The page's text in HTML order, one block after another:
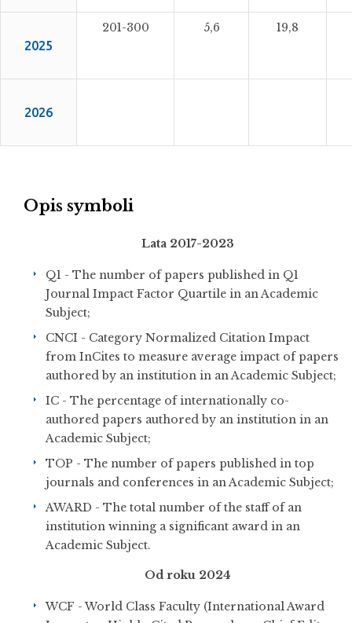
2025
201-300 5,6 19,8
2026
Opis symboli
Lata 2017-2023
Q1 - The number of papers published in Q1
Journal Impact Factor Quartile in an Academic
Subject;
CNCI - Category Normalized Citation Impact
from InCites to measure average impact of papers
authored by an institution in an Academic Subject;
IC - The percentage of internationally co-
authored papers authored by an institution in an
Academic Subject;
TOP - The number of papers published in top
journals and conferences in an Academic Subject;
AWARD - The total number of the staff of an
institution winning a significant award in an
Academic Subject.
Od roku 2024
WCF - World Class Faculty (International Award